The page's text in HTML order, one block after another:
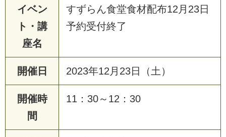
イベン
ト・講
座名
すずらん食堂食材配布12月23日
予約受付終了
開催日 2023年12月23日（土）
開催時
間
11：30～12：30